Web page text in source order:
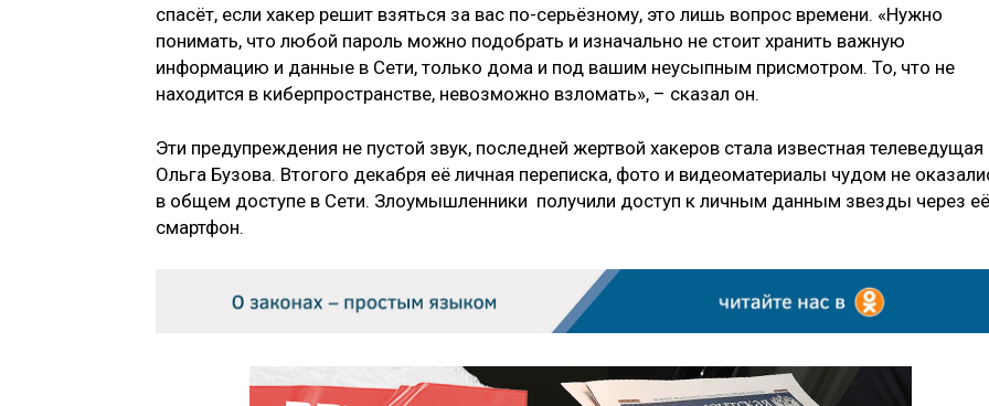
спасёт, если хакер решит взяться за вас по-серьёзному, это лишь вопрос времени. «Нужно
понимать, что любой пароль можно подобрать и изначально не стоит хранить важную
информацию и данные в Сети, только дома и под вашим неусыпным присмотром. То, что не
находится в киберпространстве, невозможно взломать», – сказал он.
Эти предупреждения не пустой звук, последней жертвой хакеров стала известная телеведущая
Ольга Бузова. Втогого декабря её личная переписка, фото и видеоматериалы чудом не
в общем доступе в Сети. Злоумышленники получили доступ к личным данным звезды через её
смартфон.